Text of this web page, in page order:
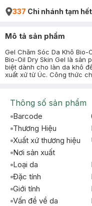
337 Chi nhánh tạm
Mô tả sản phẩm
Gel Chăm Sóc Da Khô Bio-
Bio-Oil Dry Skin Gel là sản
biệt dành cho làn da khô
xuất xứ từ Úc. Công thức
Thông số sản phẩm
Barcode
Thương Hiệu
Xuất xứ thương hiệu
Nơi sản xuất
Loại da
Đặc tính
Giới tính
Vấn đề về da